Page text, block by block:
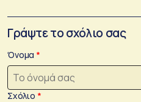
Γράψτε το σχόλιο σας
Όνομα
Σχόλιο